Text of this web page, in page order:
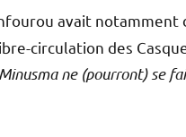
avait
circulation des
ne (pourront) se